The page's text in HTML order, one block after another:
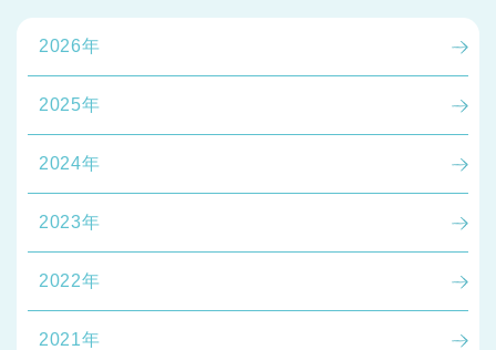
2026年
2025年
2024年
2023年
2022年
2021年